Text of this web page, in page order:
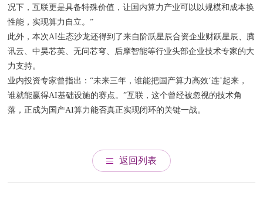
况下，互联更是具备特殊价值，让国内算力产业可以以规模和成本换
性能，实现算力自立。”
此外，本次AI生态沙龙还得到了来自阶跃星辰合资企业财跃星辰、腾
讯云、中昊芯英、无问芯穹、后摩智能等行业头部企业技术专家的大
力支持。
业内投资专家曾指出：“未来三年，谁能把国产算力高效‘连’起来，
谁就能赢得AI基础设施的赛点。”互联，这个曾经被忽视的技术角
落，正成为国产AI算力能否真正实现闭环的关键一战。
返回列表